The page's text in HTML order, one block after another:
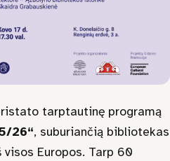
tarptautinę programą
26“, suburiančią bibliotekas
Europos. Tarp 60